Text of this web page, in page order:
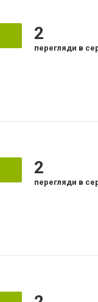
2
перегляди в
2
перегляди в